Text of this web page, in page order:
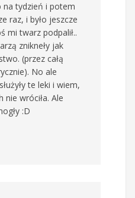
na tydzień i potem
raz, i było jeszcze
mi twarz podpalił..
znikneły jak
(przez całą
No ale
te leki i wiem,
nie wróciła. Ale
:D